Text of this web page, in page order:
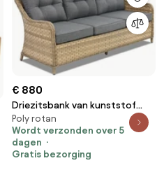
€ 880
Driezitsbank van kunststof
rotan Toledo Garden Point
cappuccino
Poly rotan
Wordt verzonden over 5
dagen
Gratis bezorging